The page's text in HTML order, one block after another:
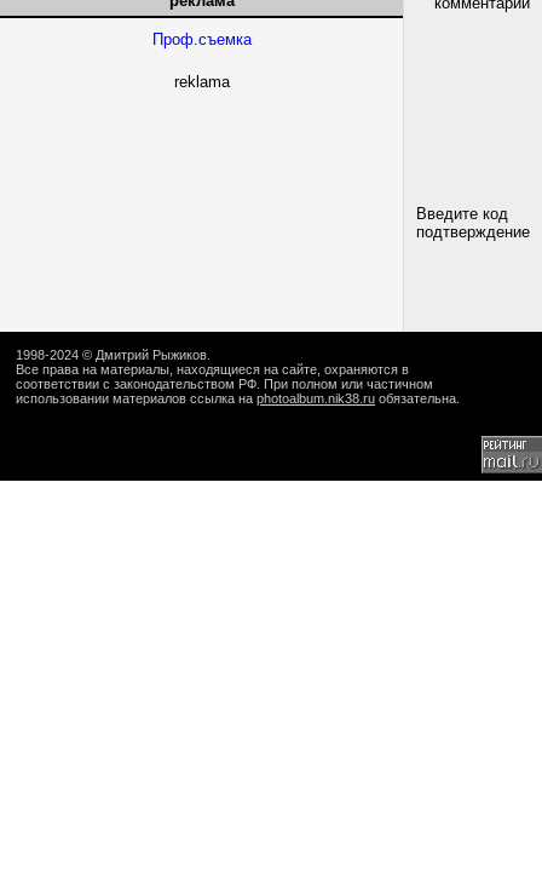
Проф.съемка
reklama
Введите код
подтверждение
1998-2024 © Дмитрий Рыжиков
Все права на материалы, находящиеся на сайте, охраняются в
соответствии с законодательством РФ. При полном или частичном
использовании материалов ссылка на photoalbum.nik38.ru обязательна.